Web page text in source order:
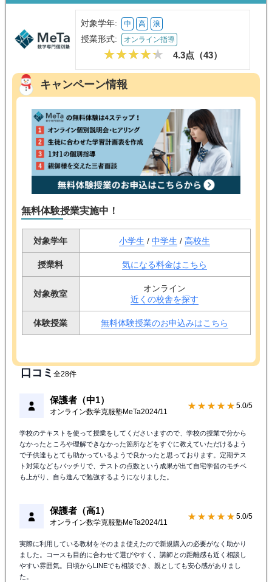
対象学年: 中 高 浪
授業形式: オンライン指導
4.3点（43）
キャンペーン情報
無料体験授業実施中！
対象学年 小学生 / 中学生 / 高校生
授業料 気になる料金はこちら
対象教室
オンライン
近くの校舎を探す
体験授業 無料体験授業のお申込みはこちら
口コミ 全28件
保護者（中1）
オンライン数学克服塾MeTa2024/11
★★★★★ 5.0/5
学校のテキストを使って授業をしてくださいますので、学校の授業で分から
なかったところや理解できなかった箇所などをすぐに教えていただけるよう
で子供達もとても助かっているようで良かったと思っております。定期テス
ト対策などもバッチリで、テストの点数という成果が出て自宅学習のモチベ
も上がり、自ら進んで勉強するようになりました。
保護者（高1）
オンライン数学克服塾MeTa2024/11
★★★★★ 5.0/5
実際に利用している教材をそのまま使えたので新規購入の必要がなく助かり
ました。コースも目的に合わせて選びやすく、講師との距離感も近く相談し
やすい雰囲気。日頃からLINEでも相談でき、親としても安心感がありまし
た。